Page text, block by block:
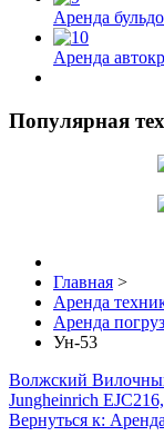
Аренда
Аренда
Популярная
Главная >
Аренда
Аренда
Ун-53
Волжский
Jungheinrich
Вернуться к: